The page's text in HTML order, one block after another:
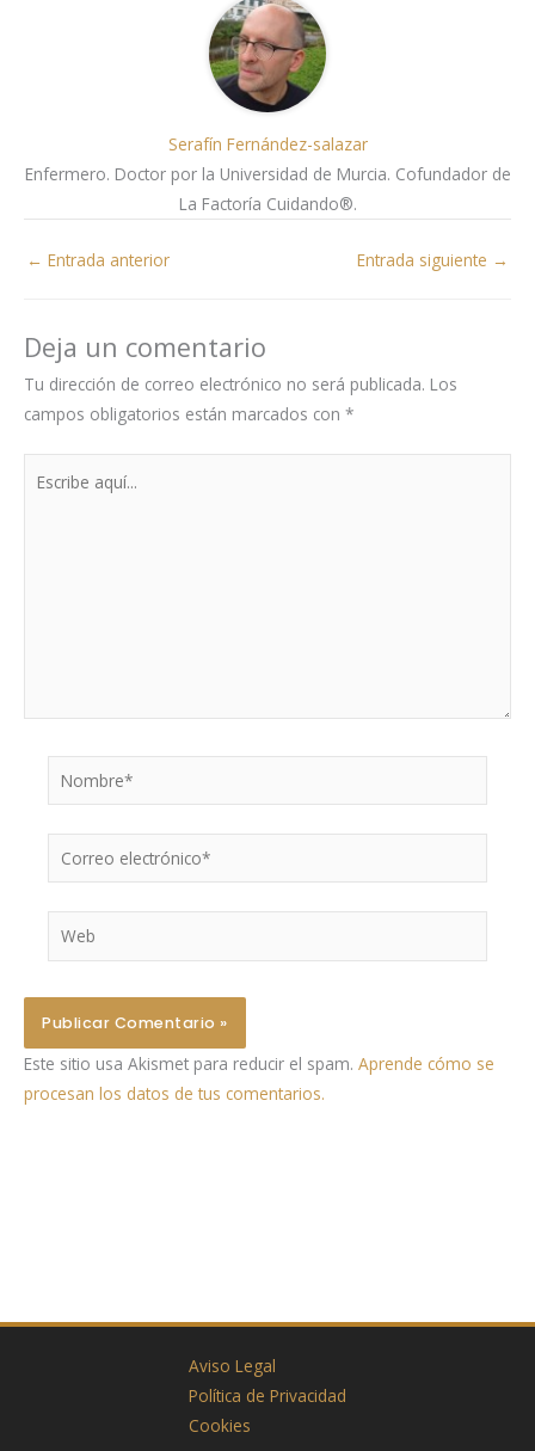
Serafín Fernández-salazar
Enfermero. Doctor por la Universidad de Murcia. Cofundador de
La Factoría Cuidando®.
← Entrada anterior Entrada siguiente →
Deja un comentario
Tu dirección de correo electrónico no será publicada. Los
campos obligatorios están marcados con *
Nombre*
Correo
electrónico*
Web
Este sitio usa Akismet para reducir el spam. Aprende cómo se
procesan los datos de tus comentarios.
Aviso Legal
Política de Privacidad
Cookies